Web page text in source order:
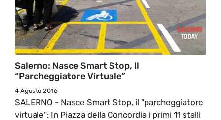
Salerno: Nasce Smart Stop, Il
“parcheggiatore Virtuale”
4 Agosto 2016
SALERNO - Nasce Smart Stop, il "parcheggiatore
virtuale": In Piazza della Concordia i primi 11 stalli